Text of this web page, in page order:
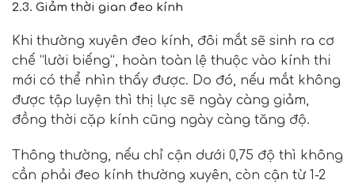
2.3. Giảm thời gian đeo kính
Khi thường xuyên đeo kính, đôi mắt sẽ sinh ra cơ
chế “lười biếng”, hoàn toàn lệ thuộc vào kính thi
mới có thể nhìn thấy được. Do đó, nếu mắt không
được tập luyện thì thị lực sẽ ngày càng giảm,
đồng thời cặp kính cũng ngày càng tăng độ.
Thông thường, nếu chỉ cận dưới 0,75 độ thì không
cần phải đeo kính thường xuyên, còn cận từ 1-2